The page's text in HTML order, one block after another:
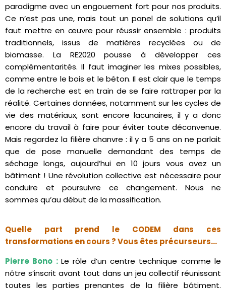
paradigme avec un engouement fort pour nos produits.
Ce n’est pas une, mais tout un panel de solutions qu’il
faut mettre en œuvre pour réussir ensemble : produits
traditionnels, issus de matières recyclées ou de
biomasse. La RE2020 pousse à développer ces
complémentarités. Il faut imaginer les mixes possibles,
comme entre le bois et le béton. Il est clair que le temps
de la recherche est en train de se faire rattraper par la
réalité. Certaines données, notamment sur les cycles de
vie des matériaux, sont encore lacunaires, il y a donc
encore du travail à faire pour éviter toute déconvenue.
Mais regardez la filière chanvre : il y a 5 ans on ne parlait
que de pose manuelle demandant des temps de
séchage longs, aujourd’hui en 10 jours vous avez un
bâtiment ! Une révolution collective est nécessaire pour
conduire et poursuivre ce changement. Nous ne
sommes qu’au début de la massification.
Quelle part prend le CODEM dans ces
transformations en cours ? Vous êtes précurseurs…
Pierre Bono : Le rôle d’un centre technique comme le
nôtre s’inscrit avant tout dans un jeu collectif réunissant
toutes les parties prenantes de la filière bâtiment.